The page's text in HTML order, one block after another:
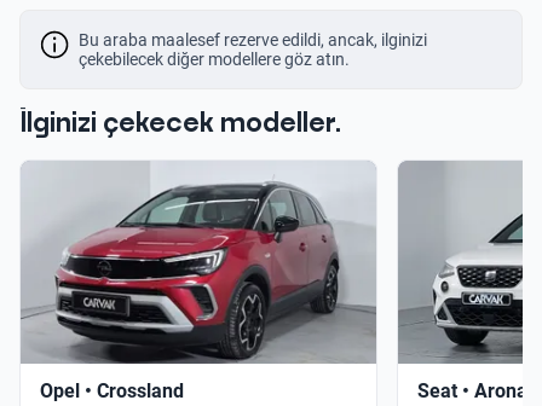
Bu araba maalesef rezerve edildi, ancak, ilginizi
çekebilecek diğer modellere göz atın.
İlginizi çekecek modeller.
Opel • Crossland Seat • Arona